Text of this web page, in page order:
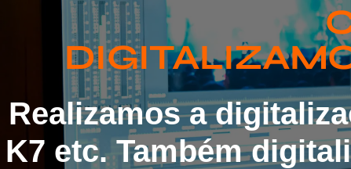
Realizamos a
K7 etc. Também